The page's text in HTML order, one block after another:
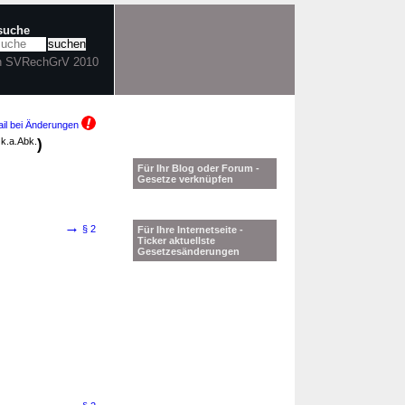
SVRechGrV 2010
bei Änderungen
k.a.Abk. )
→ § 2
Für Ihr Blog oder Forum -
Gesetze verknüpfen
Für Ihre Internetseite -
Ticker aktuellste
Gesetzesänderungen